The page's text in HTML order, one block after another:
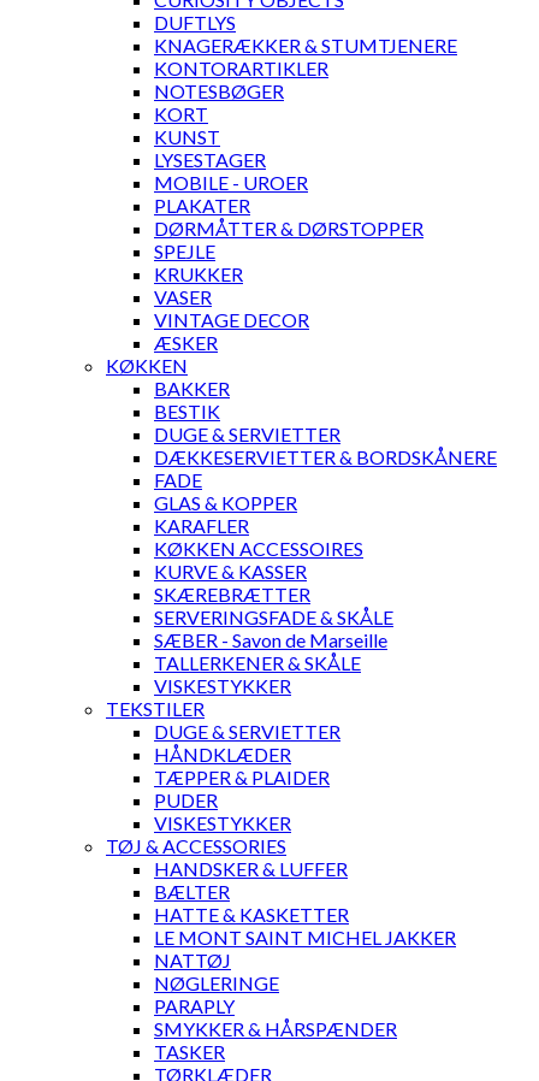
DUFTLYS
KNAGERÆKKER & STUMTJENERE
KONTORARTIKLER
NOTESBØGER
KORT
KUNST
LYSESTAGER
MOBILE - UROER
PLAKATER
DØRMÅTTER & DØRSTOPPER
SPEJLE
KRUKKER
VASER
VINTAGE DECOR
ÆSKER
KØKKEN
BAKKER
BESTIK
DUGE & SERVIETTER
DÆKKESERVIETTER & BORDSKÅNERE
FADE
GLAS & KOPPER
KARAFLER
KØKKEN ACCESSOIRES
KURVE & KASSER
SKÆREBRÆTTER
SERVERINGSFADE & SKÅLE
SÆBER - Savon de Marseille
TALLERKENER & SKÅLE
VISKESTYKKER
TEKSTILER
DUGE & SERVIETTER
HÅNDKLÆDER
TÆPPER & PLAIDER
PUDER
VISKESTYKKER
TØJ & ACCESSORIES
HANDSKER & LUFFER
BÆLTER
HATTE & KASKETTER
LE MONT SAINT MICHEL JAKKER
NATTØJ
NØGLERINGE
PARAPLY
SMYKKER & HÅRSPÆNDER
TASKER
TØRKLÆDER